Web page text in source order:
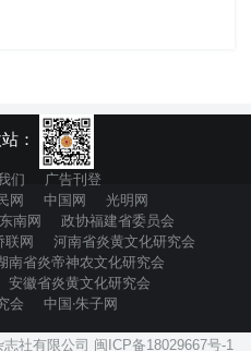
：
们
广告刊登
网 中国网
光明网
东南网
政协福建省委员会
联网
河南省炎黄文化研究会
南省炎帝神农文化研究会
安徽省炎黄文化研究会
会
中国·朱子网
社有限公司 闽ICP备18029667号-1